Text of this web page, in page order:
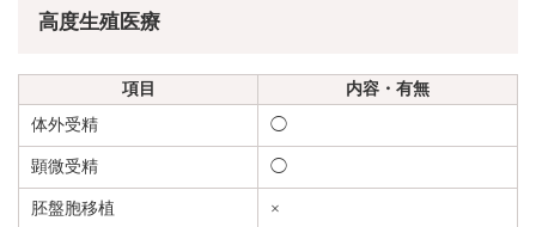
高度生殖医療
項目
内容・有無
体外受精
◯
顕微受精 ◯
胚盤胞移植 ×